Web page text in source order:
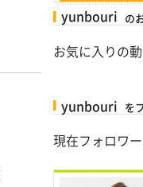
yunbouri の
お気に入りの
yunbouri を
現在フォロワ